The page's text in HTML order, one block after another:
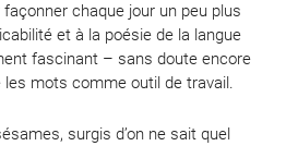
façonner chaque jour un peu plus
et à la poésie de la langue
fascinant – sans doute encore
les mots comme outil de travail.
surgis d’on ne sait quel